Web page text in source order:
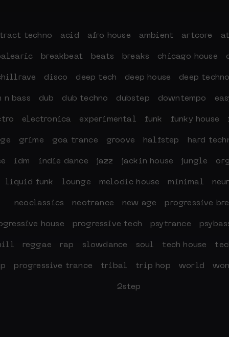
techno acid afro house ambient artcore
breakbeat beats breaks chicago house
disco deep tech deep house deep
n bass dub dub techno dubstep downtempo
electronica experimental funk funky house
grime goa trance groove halfstep hard
idm indie dance jazz jackin house jungle
liquid funk lounge melodic house minimal
neoclassics neotrance new age progressive
house progressive tech psytrance
reggae rap slowdance soul tech house
progressive trance tribal trip hop world
2step